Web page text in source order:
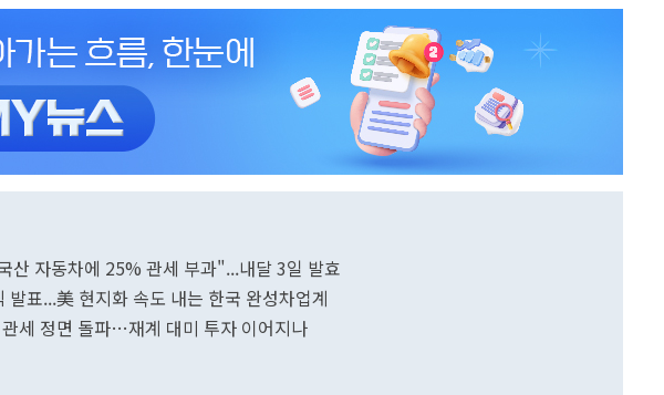
산 자동차에 25% 관세 부과"...내달 3일 발효
표...美 현지화 속도 내는 한국 완성차업계
세 정면 돌파…재계 대미 투자 이어지나